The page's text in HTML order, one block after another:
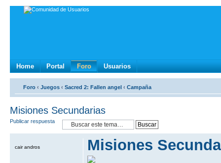
Home Portal Foro Usuarios
Foro ‹ Juegos ‹ Sacred 2: Fallen angel ‹ Campaña
Misiones Secundarias
Publicar respuesta
Misiones
cair andros